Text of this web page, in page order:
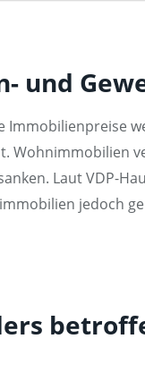
und
Wohnimmobilien
Laut VDP-
jedoch